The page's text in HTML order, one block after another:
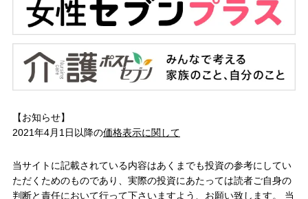
【お知らせ】
2021年4月1日以降の価格表示に関して
当サイトに記載されている内容はあくまでも投資の参考にしてい
ただくためのものであり、実際の投資にあたっては読者ご自身の
判断と責任において行って下さいますよう、お願い致します。 当